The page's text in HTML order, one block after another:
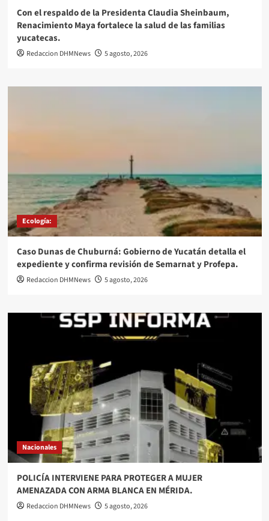
Con el respaldo de la Presidenta Claudia Sheinbaum,
Renacimiento Maya fortalece la salud de las familias
yucatecas.
Redaccion DHMNews 5 agosto, 2026
Ecología:
Caso Dunas de Chuburná: Gobierno de Yucatán detalla el
expediente y confirma revisión de Semarnat y Profepa.
Redaccion DHMNews 5 agosto, 2026
Nacionales
POLICÍA INTERVIENE PARA PROTEGER A MUJER
AMENAZADA CON ARMA BLANCA EN MÉRIDA.
Redaccion DHMNews 5 agosto, 2026